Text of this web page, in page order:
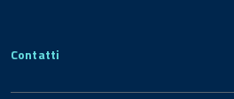
Contatti